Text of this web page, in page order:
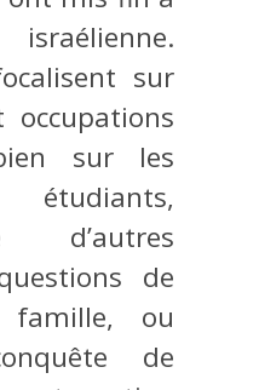
sur
occupations
sur les
étudiants,
de
famille, ou
de